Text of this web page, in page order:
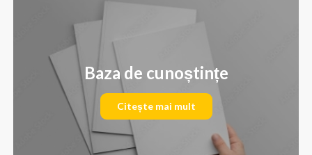
Baza de cunoștințe
Citește mai mult